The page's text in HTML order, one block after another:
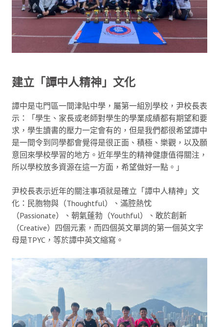
建立「譚中人精神」文化
譚中是屯門區一間津貼中學，屬第一組別學校，尹校長表
示：「學生、家長或老師對學生的學業成績都有期望和要
求，學生讀書的壓力一定會有的，但是我們都很希望譚中
是一間令到同學都會覺得是很正面、積極、樂觀，以及願
意回來學校學習的地方。近年學生的精神健康值得關注，
所以學校放多資源在這一方面，希望做好一點。」
尹校長表示近年的關注事項就是確立「譚中人精神」文
化：民胞物與（Thoughtful）、滿腔熱忱
（Passionate）、朝氣蓬勃（Youthful）、敢於創新
（Creative）四個元素，而四個英文單詞的第一個英文字
母是TPYC，等於譚中英文縮寫。